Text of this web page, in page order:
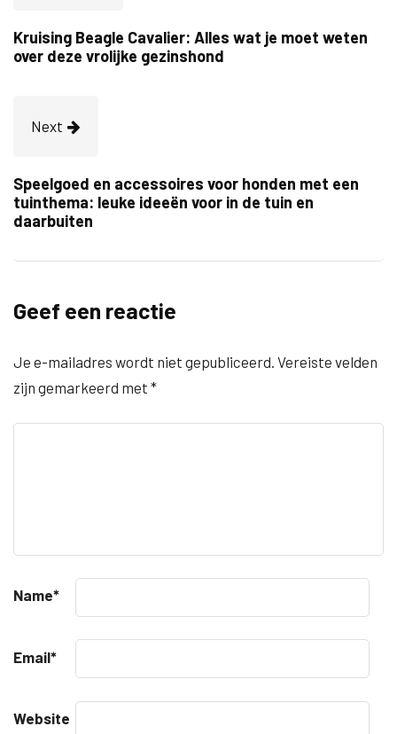
Kruising Beagle Cavalier: Alles wat je moet weten
over deze vrolijke gezinshond
Next
Speelgoed en accessoires voor honden met een
tuinthema: leuke ideeën voor in de tuin en
daarbuiten
Geef een reactie
Je e-mailadres wordt niet gepubliceerd. Vereiste velden
zijn gemarkeerd met *
Name*
Email*
Website